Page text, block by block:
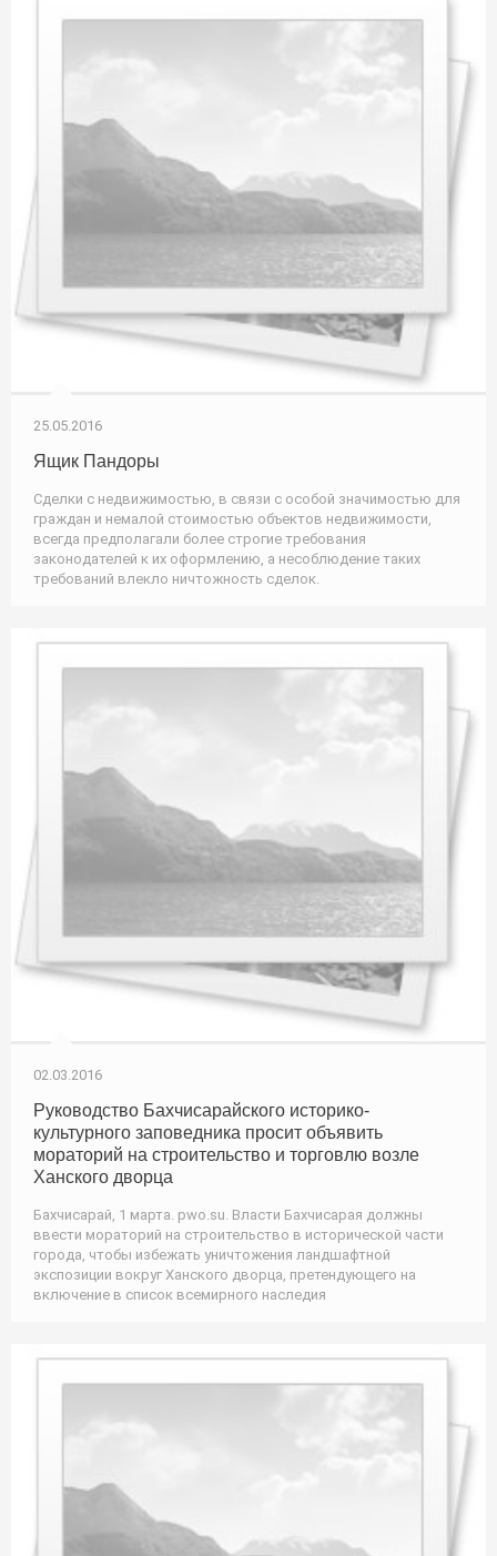
25.05.2016
Ящик Пандоры
Сделки с недвижимостью, в связи с особой значимостью для
граждан и немалой стоимостью объектов недвижимости,
всегда предполагали более строгие требования
законодателей к их оформлению, а несоблюдение таких
требований влекло ничтожность сделок.
02.03.2016
Руководство Бахчисарайского историко-
культурного заповедника просит объявить
мораторий на строительство и торговлю возле
Ханского дворца
Бахчисарай, 1 марта. pwo.su. Власти Бахчисарая должны
ввести мораторий на строительство в исторической части
города, чтобы избежать уничтожения ландшафтной
экспозиции вокруг Ханского дворца, претендующего на
включение в список всемирного наследия